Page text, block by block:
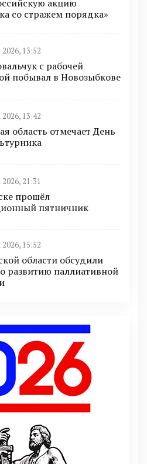
акцию
со стражем порядка»
2026, 13:52
с рабочей
побывал в Новозыбкове
2026, 13:42
область отмечает День
2026, 21:31
прошёл
пятничник
2026, 15:52
области обсудили
развитию паллиативной